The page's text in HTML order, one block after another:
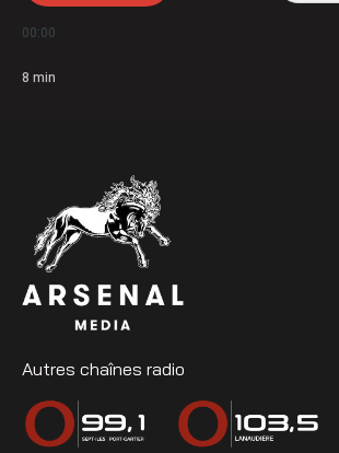
00:00
8 min
Autres chaînes radio